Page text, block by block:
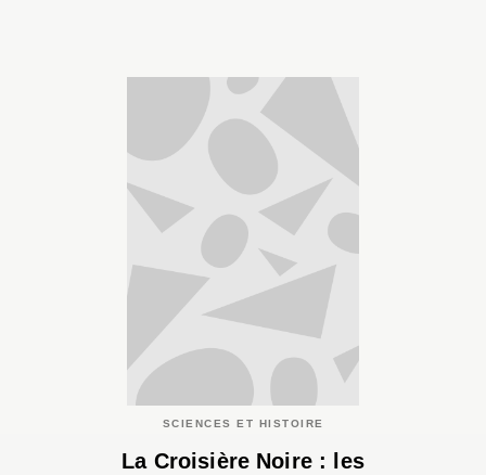
SCIENCES ET HISTOIRE
La Croisière Noire : les